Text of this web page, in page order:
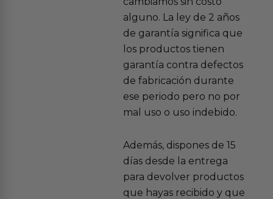
alguno. La ley de 2 años
de garantía significa que
los productos tienen
garantía contra defectos
de fabricación durante
ese periodo pero no por
mal uso o uso indebido.
Además, dispones de 15
días desde la entrega
para devolver productos
que hayas recibido y que